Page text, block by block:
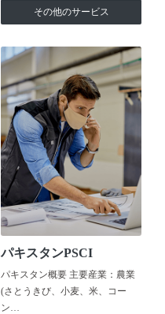
その他のサービス
パキスタンPSCI
パキスタン概要 主要産業：農業
(さとうきび、小麦、米、コー
ン…